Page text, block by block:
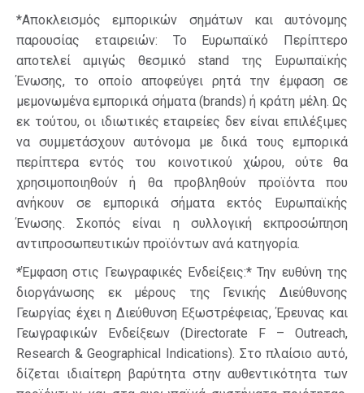
*Αποκλεισμός εμπορικών σημάτων και αυτόνομης
παρουσίας εταιρειών: Το Ευρωπαϊκό Περίπτερο
αποτελεί αμιγώς θεσμικό stand της Ευρωπαϊκής
Ένωσης, το οποίο αποφεύγει ρητά την έμφαση σε
μεμονωμένα εμπορικά σήματα (brands) ή κράτη μέλη. Ως
εκ τούτου, οι ιδιωτικές εταιρείες δεν είναι επιλέξιμες
να συμμετάσχουν αυτόνομα με δικά τους εμπορικά
περίπτερα εντός του κοινοτικού χώρου, ούτε θα
χρησιμοποιηθούν ή θα προβληθούν προϊόντα που
ανήκουν σε εμπορικά σήματα εκτός Ευρωπαϊκής
Ένωσης. Σκοπός είναι η συλλογική εκπροσώπηση
αντιπροσωπευτικών προϊόντων ανά κατηγορία.
*Έμφαση στις Γεωγραφικές Ενδείξεις:* Την ευθύνη της
διοργάνωσης εκ μέρους της Γενικής Διεύθυνσης
Γεωργίας έχει η Διεύθυνση Εξωστρέφειας, Έρευνας και
Γεωγραφικών Ενδείξεων (Directorate F – Outreach,
Research & Geographical Indications). Στο πλαίσιο αυτό,
δίζεται ιδιαίτερη βαρύτητα στην αυθεντικότητα των